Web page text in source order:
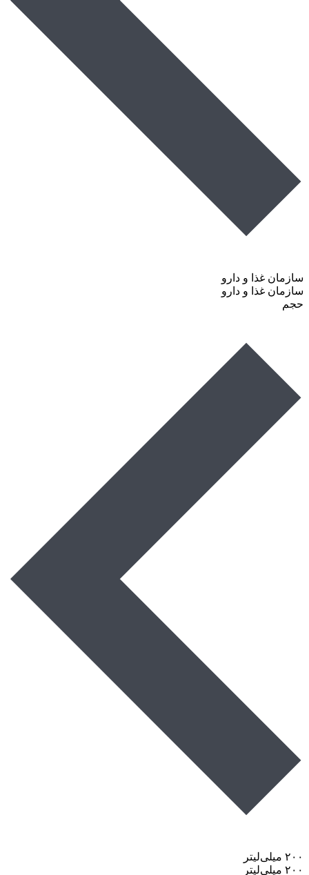
سازمان غذا و دارو
سازمان غذا و دارو
حجم
۲۰۰ میلی‌لیتر
۲۰۰ میلی‌لیتر